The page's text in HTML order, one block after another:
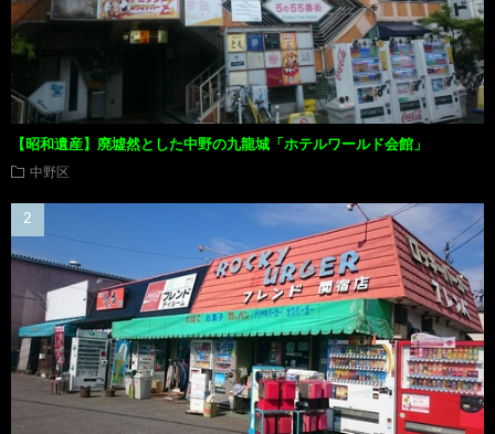
【昭和遺産】廃墟然とした中野の九龍城「ホテルワールド会館」
中野区